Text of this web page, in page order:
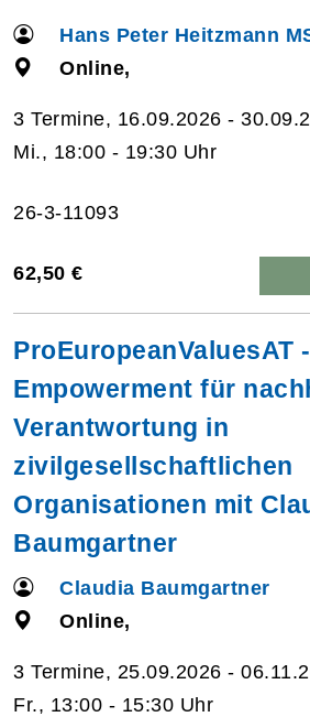
Hans Peter Heitzmann
Online,
3 Termine, 16.09.2026 -
Mi., 18:00 - 19:30 Uhr
26-3-11093
62,50 €
ProEuropeanValuesAT -
Empowerment für
Verantwortung in
zivilgesellschaftlichen
Organisationen mit
Baumgartner
Claudia Baumgartner
Online,
3 Termine, 25.09.2026 -
Fr., 13:00 - 15:30 Uhr